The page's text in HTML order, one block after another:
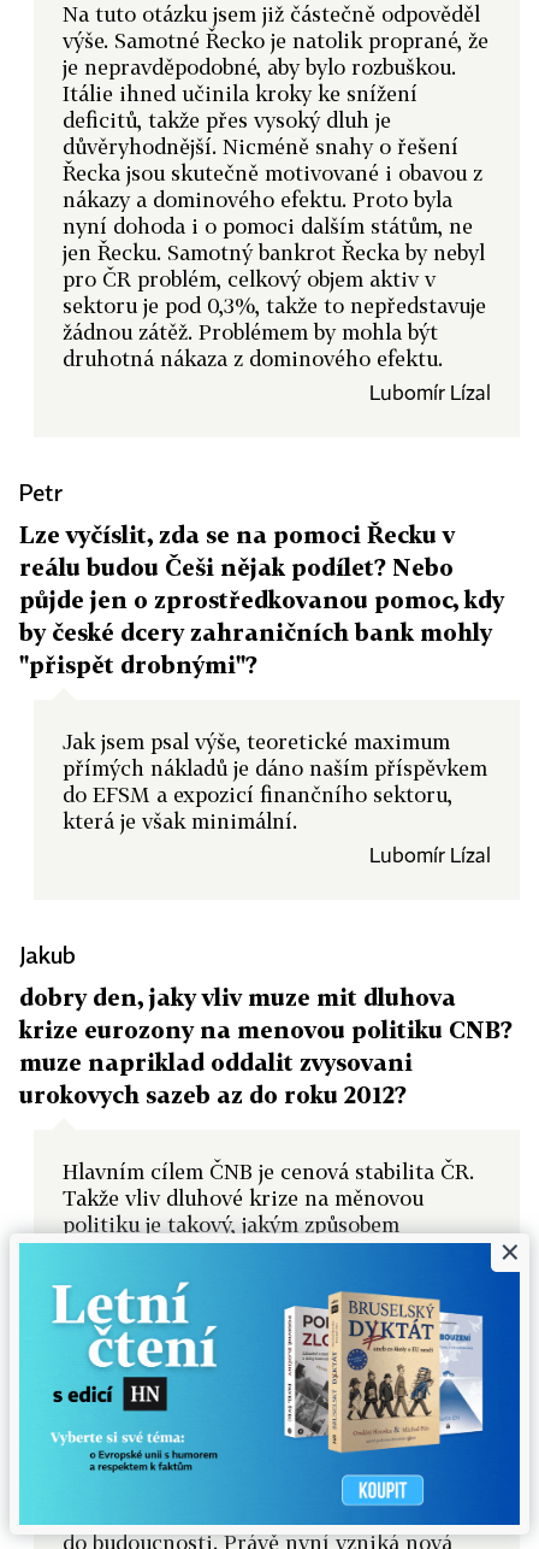
Na tuto otázku jsem již částečně odpověděl
výše. Samotné Řecko je natolik proprané, že
je nepravděpodobné, aby bylo rozbuškou.
Itálie ihned učinila kroky ke snížení
deficitů, takže přes vysoký dluh je
důvěryhodnější. Nicméně snahy o řešení
Řecka jsou skutečně motivované i obavou z
nákazy a dominového efektu. Proto byla
nyní dohoda i o pomoci dalším státům, ne
jen Řecku. Samotný bankrot Řecka by nebyl
pro ČR problém, celkový objem aktiv v
sektoru je pod 0,3%, takže to nepředstavuje
žádnou zátěž. Problémem by mohla být
druhotná nákaza z dominového efektu.
Lubomír Lízal
Petr
Lze vyčíslit, zda se na pomoci Řecku v
reálu budou Češi nějak podílet? Nebo
půjde jen o zprostředkovanou pomoc, kdy
by české dcery zahraničních bank mohly
"přispět drobnými"?
Jak jsem psal výše, teoretické maximum
přímých nákladů je dáno naším příspěvkem
do EFSM a expozicí finančního sektoru,
která je však minimální.
Lubomír Lízal
Jakub
dobry den, jaky vliv muze mit dluhova
krize eurozony na menovou politiku CNB?
muze napriklad oddalit zvysovani
urokovych sazeb az do roku 2012?
Hlavním cílem ČNB je cenová stabilita ČR.
Takže vliv dluhové krize na měnovou
politiku je takový, jakým způsobem
ovlivňuje vývoj budoucích cen v ČR. Ale aby
to nevypadalo, že se chci z otázky vykroutit.
Já vývoj v EMU vnímám jako riziko pro
hospodářský růst jak v EMU tak
zprostředkovaně v ČR. Je zde ovšem i
riziko dovozu rostoucí inflace. Proti tomu
zatím hraje posilující měna. Takže ten vliv
není jen jedním směrem, ale jsou zde
protichůdné jevy, které je nutné brát do
úvahy dohromady. Z dnešního pohledu si
do budoucnosti. Právě nyní vzniká nová
×